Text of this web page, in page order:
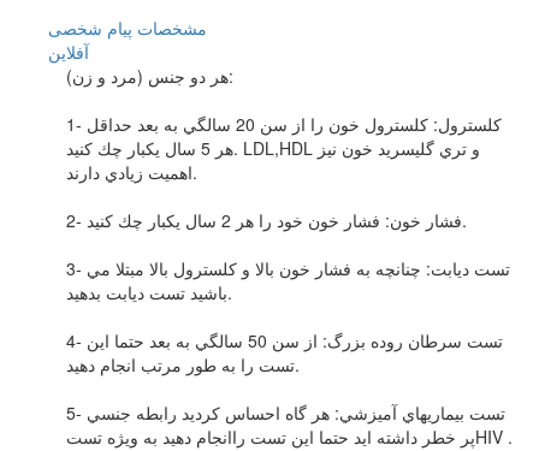
مشخصات پیام شخصی
آفلاين
هر دو جنس (مرد و زن):
1- كلسترول: كلسترول خون را از سن 20 سالگي به بعد حداقل
هر 5 سال يكبار چك كنيد. LDL,HDL و تري گليسريد خون نيز
اهميت زيادي دارند.
2- فشار خون: فشار خون خود را هر 2 سال يكبار چك كنيد.
3- تست ديابت: چنانچه به فشار خون بالا و كلسترول بالا مبتلا مي
باشيد تست ديابت بدهيد.
4- تست سرطان روده بزرگ: از سن 50 سالگي به بعد حتما اين
تست را به طور مرتب انجام دهيد.
5- تست بيماريهاي آميزشي: هر گاه احساس كرديد رابطه جنسي
پر خطر داشته ايد حتما اين تست راانجام دهيد به ويژه تستHIV .